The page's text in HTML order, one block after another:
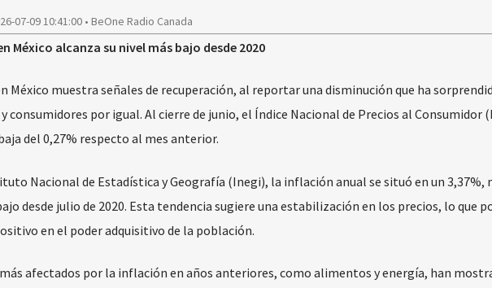
07-09 10:41:00 • BeOne Radio Canada
México alcanza su nivel más bajo desde 2020
México muestra señales de recuperación, al reportar una disminución que ha
consumidores por igual. Al cierre de junio, el Índice Nacional de Precios al Consumidor
del 0,27% respecto al mes anterior.
Nacional de Estadística y Geografía (Inegi), la inflación anual se situó en un 3,37%,
desde julio de 2020. Esta tendencia sugiere una estabilización en los precios, lo que
en el poder adquisitivo de la población.
afectados por la inflación en años anteriores, como alimentos y energía, han